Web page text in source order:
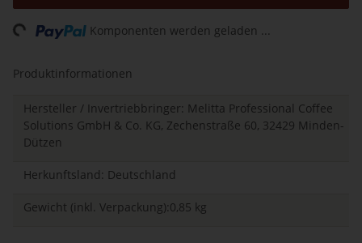
Komponenten werden geladen ...
Produktinformationen
Hersteller / Invertriebbringer: Melitta Professional Coffee
Solutions GmbH & Co. KG, Zechenstraße 60, 32429 Minden-
Dützen
Herkunftsland: Deutschland
Gewicht (inkl. Verpackung):0,85 kg